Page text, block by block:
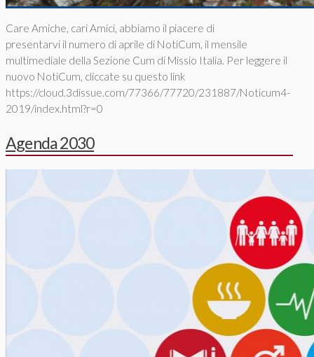
Care Amiche, cari Amici, abbiamo il piacere di
presentarvi il numero di aprile di NotiCum, il mensile
multimediale della Sezione Cum di Missio Italia. Per leggere il
nuovo NotiCum, cliccate su questo link
https://cloud.3dissue.com/77366/77720/231887/Noticum4-
2019/index.html?r=0
Agenda 2030